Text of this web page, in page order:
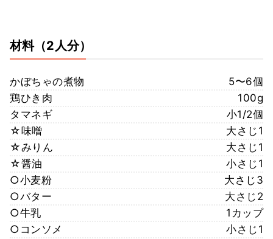
材料（2人分）
かぼちゃの煮物
5〜6個
鶏ひき肉
100g
タマネギ
小1/2個
☆味噌
大さじ1
☆みりん
大さじ1
☆醤油
小さじ1
○小麦粉
大さじ3
○バター
大さじ2
○牛乳
1カップ
○コンソメ
小さじ1